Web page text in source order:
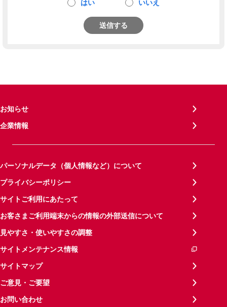
はい いいえ
送信する
お知らせ
企業情報
パーソナルデータ（個人情報など）について
プライバシーポリシー
サイトご利用にあたって
お客さまご利用端末からの情報の外部送信について
見やすさ・使いやすさの調整
サイトメンテナンス情報
サイトマップ
ご意見・ご要望
お問い合わせ